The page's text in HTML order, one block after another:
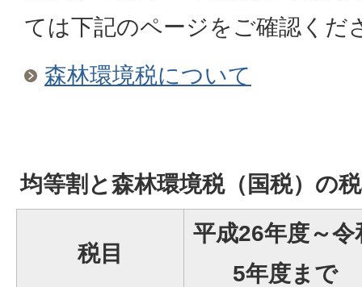
ては下記のページをご確認くだ
森林環境税について
均等割と森林環境税（国税）の
税目
平成26年度～令
5年度まで